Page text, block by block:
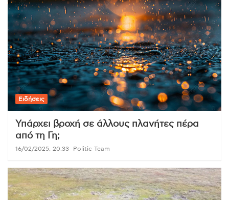
Ειδήσεις
Υπάρχει βροχή σε άλλους πλανήτες πέρα
από τη Γη;
16/02/2025, 20:33 Politic Team